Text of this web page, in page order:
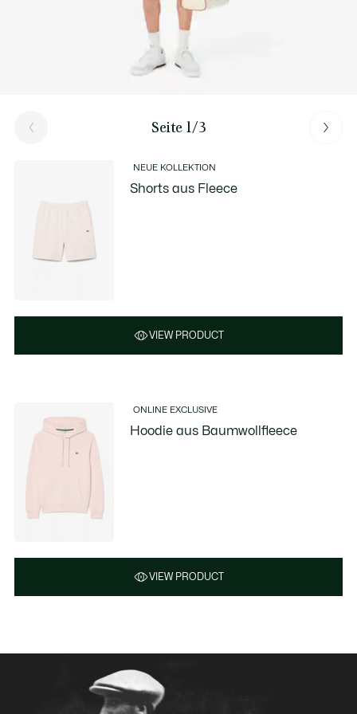
Seite 1/3
NEUE KOLLEKTION
Shorts aus Fleece
VIEW PRODUCT
ONLINE EXCLUSIVE
Hoodie aus Baumwollfleece
VIEW PRODUCT